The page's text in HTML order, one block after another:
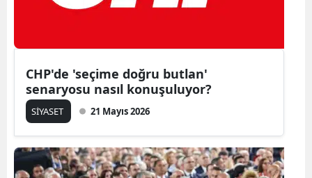
CHP'de 'seçime doğru butlan'
senaryosu nasıl konuşuluyor?
SİYASET 21 Mayıs 2026